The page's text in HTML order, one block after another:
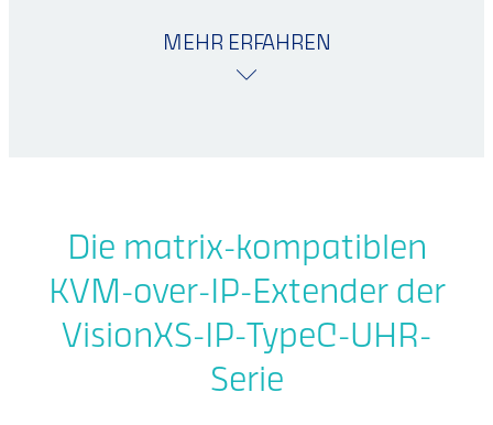
MEHR ERFAHREN
Die matrix-kompatiblen
KVM-over-IP-Extender der
VisionXS-IP-TypeC-UHR-
Serie